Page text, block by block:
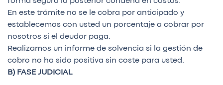
En este trámite no se le cobra por anticipado y
establecemos con usted un porcentaje a cobrar por
nosotros si el deudor paga.
Realizamos un informe de solvencia si la gestión de
cobro no ha sido positiva sin coste para usted.
B) FASE JUDICIAL